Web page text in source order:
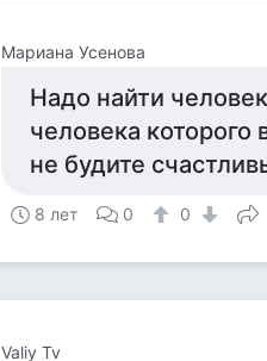
Мариана Усенова
Надо найти
человека
не будите
8 лет 0 0
Valiy Tv